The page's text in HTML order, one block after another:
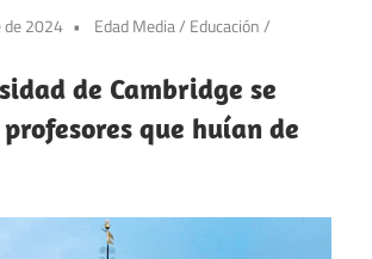
de 2024 Edad Media/ Educación/
de Cambridge se
que huían de